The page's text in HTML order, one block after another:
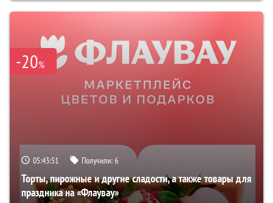
-20%
05:43:50 Получили:6
Торты, пирожные и другие сладости, а также товары для
праздника на «Флаувау»